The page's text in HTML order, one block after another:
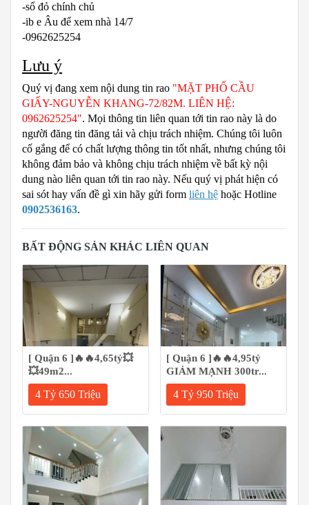
-sổ đỏ chính chủ
-ib e Âu để xem nhà 14/7
-0962625254
Lưu ý
Quý vị đang xem nội dung tin rao "MẶT PHỐ CẦU
GIẤY-NGUYỄN KHANG-72/82M. LIÊN HỆ:
0962625254". Mọi thông tin liên quan tới tin rao này là do
người đăng tin đăng tải và chịu trách nhiệm. Chúng tôi luôn
cố gắng để có chất lượng thông tin tốt nhất, nhưng chúng tôi
không đảm bảo và không chịu trách nhiệm về bất kỳ nội
dung nào liên quan tới tin rao này. Nếu quý vị phát hiện có
sai sót hay vấn đề gì xin hãy gửi form liên hệ hoặc Hotline
0902536163.
BẤT ĐỘNG SẢN KHÁC LIÊN QUAN
[ Quận 6 ]🔥🔥4,65tỷ💥
💥49m2...
4 Tỷ 650 Triệu
[ Quận 6 ]🔥🔥4,95tỷ
GIẢM MẠNH 300tr...
4 Tỷ 950 Triệu